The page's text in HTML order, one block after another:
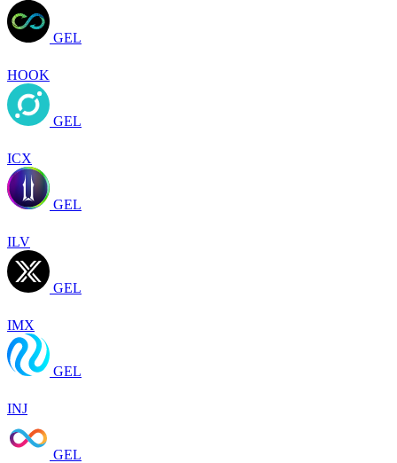
GEL
HOOK
GEL
ICX
GEL
ILV
GEL
IMX
GEL
INJ
GEL